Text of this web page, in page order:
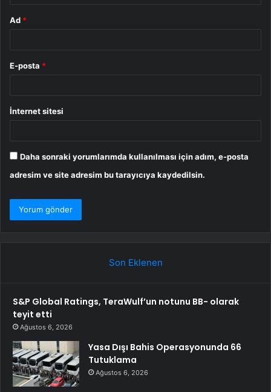
Ad *
E-posta *
İnternet sitesi
Daha sonraki yorumlarımda kullanılması için adım, e-posta
adresim ve site adresim bu tarayıcıya kaydedilsin.
Son Eklenen
S&P Global Ratings, TeraWulf’un notunu BB- olarak
teyit etti
Ağustos 6, 2026
Yasa Dışı Bahis Operasyonunda 66
Tutuklama
Ağustos 6, 2026